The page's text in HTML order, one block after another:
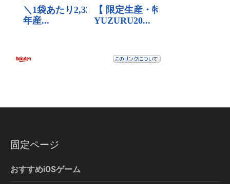
固定ページ
おすすめiOSゲーム